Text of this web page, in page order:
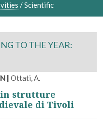
/Scientific
TO THE YEAR:
| Ottati, A.
strutture
di Tivoli